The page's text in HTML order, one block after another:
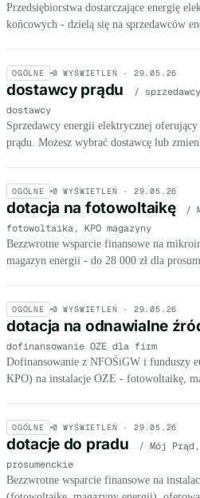
Przedsiębiorstwa dostarczające energię
końcowych - dzielą się na sprzedawców
OGÓLNE 0 WYŚWIETLEŃ · 29.05.26
dostawcy prądu
/
dostawcy
Sprzedawcy energii elektrycznej
prądu. Możesz wybrać dostawcę lub
OGÓLNE 0 WYŚWIETLEŃ · 29.05.26
dotacja na fotowoltaikę
/
fotowoltaika, KPO magazyny
Bezzwrotne wsparcie finansowe na
magazyn energii - do 28 000 zł dla
OGÓLNE 0 WYŚWIETLEŃ · 29.05.26
dotacja na odnawialne
dofinansowanie OZE dla firm
Dofinansowanie z NFOŚiGW i funduszy
KPO) na instalacje OZE - fotowoltaikę,
OGÓLNE 0 WYŚWIETLEŃ · 29.05.26
dotacje do pradu
/ Mój
prosumenckie
Bezzwrotne wsparcie finansowe na